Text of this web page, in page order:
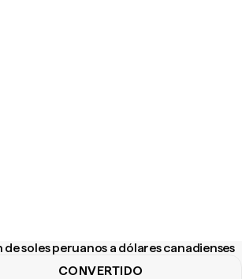
soles peruanos a dólares canadienses
CONVERTIDO